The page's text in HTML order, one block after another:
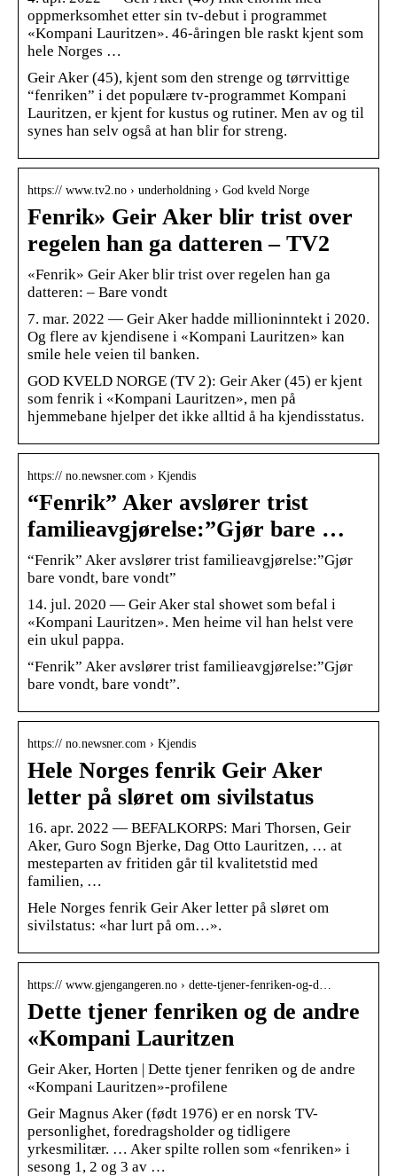
oppmerksomhet etter sin tv-debut i programmet
«Kompani Lauritzen». 46-åringen ble raskt kjent som
hele Norges …
Geir Aker (45), kjent som den strenge og tørrvittige
“fenriken” i det populære tv-programmet Kompani
Lauritzen, er kjent for kustus og rutiner. Men av og til
synes han selv også at han blir for streng.
https:// www.tv2.no › underholdning › God kveld Norge
Fenrik» Geir Aker blir trist over
regelen han ga datteren – TV2
«Fenrik» Geir Aker blir trist over regelen han ga
datteren: – Bare vondt
7. mar. 2022 — Geir Aker hadde millioninntekt i 2020.
Og flere av kjendisene i «Kompani Lauritzen» kan
smile hele veien til banken.
GOD KVELD NORGE (TV 2): Geir Aker (45) er kjent
som fenrik i «Kompani Lauritzen», men på
hjemmebane hjelper det ikke alltid å ha kjendisstatus.
https:// no.newsner.com › Kjendis
“Fenrik” Aker avslører trist
familieavgjørelse:”Gjør bare …
“Fenrik” Aker avslører trist familieavgjørelse:”Gjør
bare vondt, bare vondt”
14. jul. 2020 — Geir Aker stal showet som befal i
«Kompani Lauritzen». Men heime vil han helst vere
ein ukul pappa.
“Fenrik” Aker avslører trist familieavgjørelse:”Gjør
bare vondt, bare vondt”.
https:// no.newsner.com › Kjendis
Hele Norges fenrik Geir Aker
letter på sløret om sivilstatus
16. apr. 2022 — BEFALKORPS: Mari Thorsen, Geir
Aker, Guro Sogn Bjerke, Dag Otto Lauritzen, … at
mesteparten av fritiden går til kvalitetstid med
familien, …
Hele Norges fenrik Geir Aker letter på sløret om
sivilstatus: «har lurt på om…».
https:// www.gjengangeren.no › dette-tjener-fenriken-og-d…
Dette tjener fenriken og de andre
«Kompani Lauritzen
Geir Aker, Horten | Dette tjener fenriken og de andre
«Kompani Lauritzen»-profilene
Geir Magnus Aker (født 1976) er en norsk TV-
personlighet, foredragsholder og tidligere
yrkesmilitær. … Aker spilte rollen som «fenriken» i
sesong 1, 2 og 3 av …